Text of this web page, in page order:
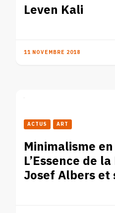
Leven Kali
11 NOVEMBRE 2018
ACTUS ART
Minimalisme
L’Essence de
Josef Albers et